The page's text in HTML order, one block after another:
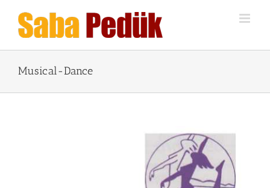
Inhalt
springen
Musical-Dance